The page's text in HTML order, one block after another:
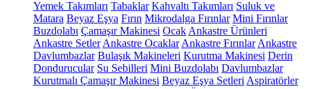
Yemek Takımları Tabaklar Kahvaltı Takımları Suluk ve
Matara Beyaz Eşya Fırın Mikrodalga Fırınlar Mini Fırınlar
Buzdolabı Çamaşır Makinesi Ocak Ankastre Ürünleri
Ankastre Setler Ankastre Ocaklar Ankastre Fırınlar Ankastre
Davlumbazlar Bulaşık Makineleri Kurutma Makinesi Derin
Dondurucular Su Sebilleri Mini Buzdolabı Davlumbazlar
Kurutmalı Çamaşır Makinesi Beyaz Eşya Setleri Aspiratörler